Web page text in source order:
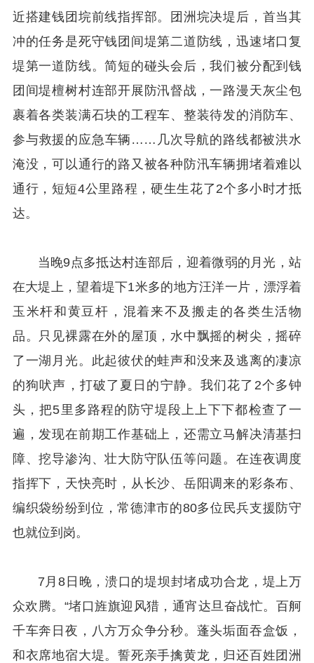
近搭建钱团垸前线指挥部。团洲垸决堤后，首当其
冲的任务是死守钱团间堤第二道防线，迅速堵口复
堤第一道防线。简短的碰头会后，我们被分配到钱
团间堤檀树村连部开展防汛督战，一路漫天灰尘包
裹着各类装满石块的工程车、整装待发的消防车、
参与救援的应急车辆……几次导航的路线都被洪水
淹没，可以通行的路又被各种防汛车辆拥堵着难以
通行，短短4公里路程，硬生生花了2个多小时才抵
达。
当晚9点多抵达村连部后，迎着微弱的月光，站
在大堤上，望着堤下1米多的地方汪洋一片，漂浮着
玉米杆和黄豆杆，混着来不及搬走的各类生活物
品。只见裸露在外的屋顶，水中飘摇的树尖，摇碎
了一湖月光。此起彼伏的蛙声和没来及逃离的凄凉
的狗吠声，打破了夏日的宁静。我们花了2个多钟
头，把5里多路程的防守堤段上上下下都检查了一
遍，发现在前期工作基础上，还需立马解决清基扫
障、挖导渗沟、壮大防守队伍等问题。在连夜调度
指挥下，天快亮时，从长沙、岳阳调来的彩条布、
编织袋纷纷到位，常德津市的80多位民兵支援防守
也就位到岗。
7月8日晚，溃口的堤坝封堵成功合龙，堤上万
众欢腾。“堵口旌旗迎风猎，通宵达旦奋战忙。百舸
千车奔日夜，八方万众争分秒。蓬头垢面吞盒饭，
和衣席地宿大堤。誓死亲手擒黄龙，归还百姓团洲